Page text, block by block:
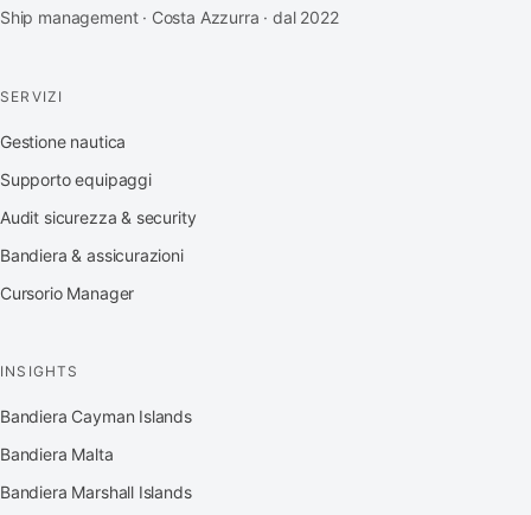
Ship management · Costa Azzurra · dal 2022
SERVIZI
Gestione nautica
Supporto equipaggi
Audit sicurezza & security
Bandiera & assicurazioni
Cursorio Manager
INSIGHTS
Bandiera Cayman Islands
Bandiera Malta
Bandiera Marshall Islands